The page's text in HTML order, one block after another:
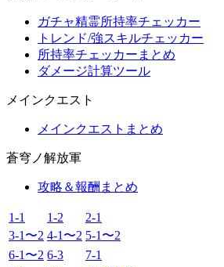
ガチャ精霊所持率チェッカー
トレンド/強スキルチェッカー
所持率チェッカーまとめ
ダメージ計算ツール
メインクエスト
メインクエストまとめ
蒼穹ノ解放軍
攻略＆報酬まとめ
1-1 1-2
2-1
3-1〜2 4-1〜2 5-1〜2
6-1〜2 6-3
7-1